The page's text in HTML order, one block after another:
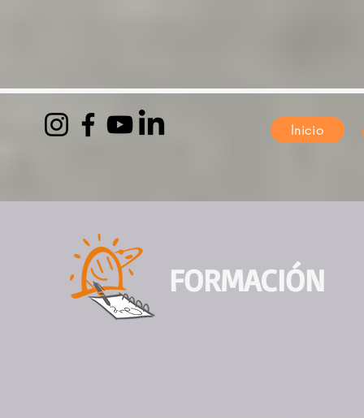
Inicio
FORMACIÓN